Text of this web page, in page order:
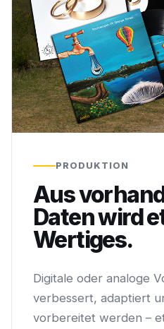
PRODUKTION
Aus
Daten wird
Wertiges.
Digitale oder analoge
verbessert, adaptiert
vorbereitet werden –